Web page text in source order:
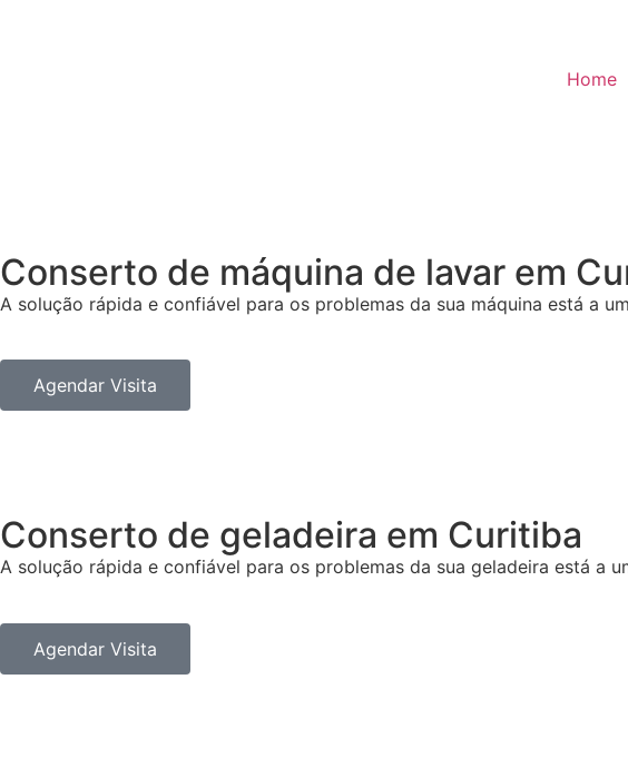
Home
Conserto de máquina de lavar em
A solução rápida e confiável para os problemas da sua máquina está a
Agendar Visita
Conserto de geladeira em Curitiba
A solução rápida e confiável para os problemas da sua geladeira está a
Agendar Visita